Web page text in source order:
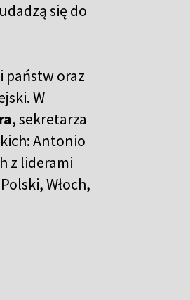
się do
państw oraz
W
, sekretarza
Antonio
z liderami
Włoch,